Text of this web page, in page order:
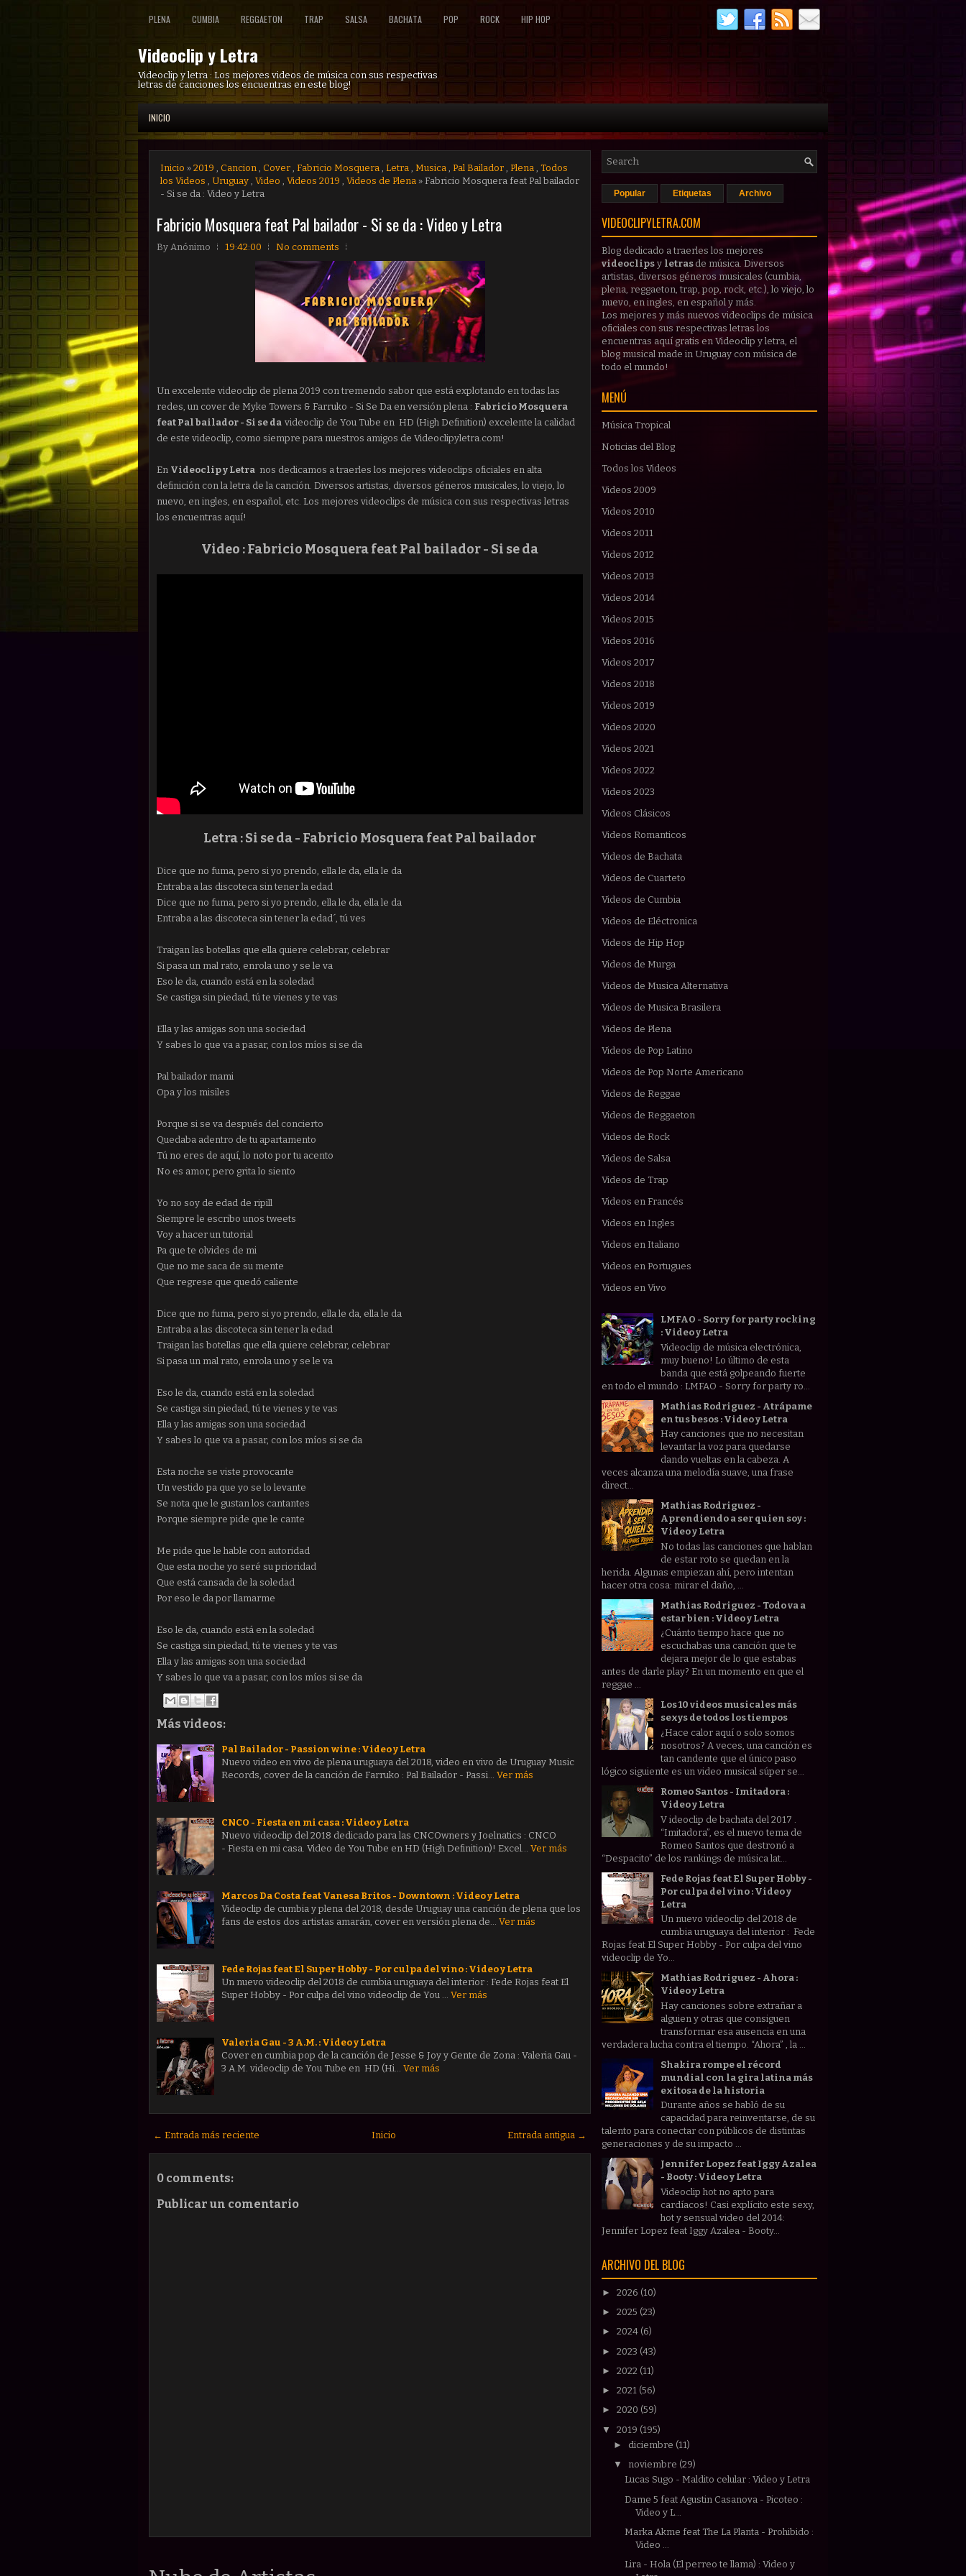
PLENA CUMBIA REGGAETON TRAP SALSA BACHATA POP ROCK HIP HOP
Videoclip y Letra
Videoclip y letra : Los mejores videos de música con sus respectivas
letras de canciones los encuentras en este blog!
INICIO
Inicio » 2019 , Cancion , Cover , Fabricio Mosquera , Letra , Musica , Pal Bailador , Plena , Todos
los Videos , Uruguay , Video , Videos 2019 , Videos de Plena » Fabricio Mosquera feat Pal bailador
- Si se da : Video y Letra
Fabricio Mosquera feat Pal bailador - Si se da : Video y Letra
By Anónimo 19:42:00 No comments
Un excelente videoclip de plena 2019 con tremendo sabor que está explotando en todas las
redes, un cover de Myke Towers & Farruko - Si Se Da en versión plena : Fabricio Mosquera
feat Pal bailador - Si se da videoclip de You Tube en HD (High Definition) excelente la calidad
de este videoclip, como siempre para nuestros amigos de Videoclipyletra.com!
En Videoclip y Letra nos dedicamos a traerles los mejores videoclips oficiales en alta
definición con la letra de la canción. Diversos artistas, diversos géneros musicales, lo viejo, lo
nuevo, en ingles, en español, etc. Los mejores videoclips de música con sus respectivas letras
los encuentras aquí!
Video :Fabricio Mosquera feat Pal bailador - Si se da
Letra : Si se da - Fabricio Mosquera feat Pal bailador
Dice que no fuma, pero si yo prendo, ella le da, ella le da
Entraba a las discoteca sin tener la edad
Dice que no fuma, pero si yo prendo, ella le da, ella le da
Entraba a las discoteca sin tener la edad´, tú ves
Traigan las botellas que ella quiere celebrar, celebrar
Si pasa un mal rato, enrola uno y se le va
Eso le da, cuando está en la soledad
Se castiga sin piedad, tú te vienes y te vas
Ella y las amigas son una sociedad
Y sabes lo que va a pasar, con los míos si se da
Pal bailador mami
Opa y los misiles
Porque si se va después del concierto
Quedaba adentro de tu apartamento
Tú no eres de aquí, lo noto por tu acento
No es amor, pero grita lo siento
Yo no soy de edad de ripill
Siempre le escribo unos tweets
Voy a hacer un tutorial
Pa que te olvides de mi
Que no me saca de su mente
Que regrese que quedó caliente
Dice que no fuma, pero si yo prendo, ella le da, ella le da
Entraba a las discoteca sin tener la edad
Traigan las botellas que ella quiere celebrar, celebrar
Si pasa un mal rato, enrola uno y se le va
Eso le da, cuando está en la soledad
Se castiga sin piedad, tú te vienes y te vas
Ella y las amigas son una sociedad
Y sabes lo que va a pasar, con los míos si se da
Esta noche se viste provocante
Un vestido pa que yo se lo levante
Se nota que le gustan los cantantes
Porque siempre pide que le cante
Me pide que le hable con autoridad
Que esta noche yo seré su prioridad
Que está cansada de la soledad
Por eso le da por llamarme
Eso le da, cuando está en la soledad
Se castiga sin piedad, tú te vienes y te vas
Ella y las amigas son una sociedad
Y sabes lo que va a pasar, con los míos si se da
Más videos:
Pal Bailador - Passion wine : Video y Letra
Nuevo video en vivo de plena uruguaya del 2018, video en vivo de Uruguay Music
Records, cover de la canción de Farruko : Pal Bailador - Passi… Ver más
CNCO - Fiesta en mi casa : Video y Letra
Nuevo videoclip del 2018 dedicado para las CNCOwners y Joelnatics : CNCO
- Fiesta en mi casa. Video de You Tube en HD (High Definition)! Excel… Ver más
Marcos Da Costa feat Vanesa Britos - Downtown : Video y Letra
Videoclip de cumbia y plena del 2018, desde Uruguay una canción de plena que los
fans de estos dos artistas amarán, cover en versión plena de… Ver más
Fede Rojas feat El Super Hobby - Por culpa del vino : Video y Letra
Un nuevo videoclip del 2018 de cumbia uruguaya del interior : Fede Rojas feat El
Super Hobby - Por culpa del vino videoclip de You … Ver más
Valeria Gau - 3 A.M. : Video y Letra
Cover en cumbia pop de la canción de Jesse & Joy y Gente de Zona : Valeria Gau -
3 A.M. videoclip de You Tube en HD (Hi… Ver más
← Entrada más reciente Entrada antigua →
Inicio
0 comments:
Publicar un comentario
Popular Etiquetas Archivo
VIDEOCLIPYLETRA.COM
Blog dedicado a traerles los mejores
videoclips y letras de música. Diversos
artistas, diversos géneros musicales (cumbia,
plena, reggaeton, trap, pop, rock, etc.), lo viejo, lo
nuevo, en ingles, en español y más.
Los mejores y más nuevos videoclips de música
oficiales con sus respectivas letras los
encuentras aquí gratis en Videoclip y letra, el
blog musical made in Uruguay con música de
todo el mundo!
MENÚ
Música Tropical
Noticias del Blog
Todos los Videos
Videos 2009
Videos 2010
Videos 2011
Videos 2012
Videos 2013
Videos 2014
Videos 2015
Videos 2016
Videos 2017
Videos 2018
Videos 2019
Videos 2020
Videos 2021
Videos 2022
Videos 2023
Videos Clásicos
Videos Romanticos
Videos de Bachata
Videos de Cuarteto
Videos de Cumbia
Videos de Eléctronica
Videos de Hip Hop
Videos de Murga
Videos de Musica Alternativa
Videos de Musica Brasilera
Videos de Plena
Videos de Pop Latino
Videos de Pop Norte Americano
Videos de Reggae
Videos de Reggaeton
Videos de Rock
Videos de Salsa
Videos de Trap
Videos en Francés
Videos en Ingles
Videos en Italiano
Videos en Portugues
Videos en Vivo
LMFAO - Sorry for party rocking
: Video y Letra
Videoclip de música electrónica,
muy bueno! Lo último de esta
banda que está golpeando fuerte
en todo el mundo : LMFAO - Sorry for party ro...
Mathias Rodriguez - Atrápame
en tus besos : Video y Letra
Hay canciones que no necesitan
levantar la voz para quedarse
dando vueltas en la cabeza. A
veces alcanza una melodía suave, una frase
direct...
Mathias Rodriguez -
Aprendiendo a ser quien soy :
Video y Letra
No todas las canciones que hablan
de estar roto se quedan en la
herida. Algunas empiezan ahí, pero intentan
hacer otra cosa: mirar el daño, ...
Mathias Rodriguez - Todo va a
estar bien : Video y Letra
¿Cuánto tiempo hace que no
escuchabas una canción que te
dejara mejor de lo que estabas
antes de darle play? En un momento en que el
reggae ...
Los 10 videos musicales más
sexys de todos los tiempos
¿Hace calor aquí o solo somos
nosotros? A veces, una canción es
tan candente que el único paso
lógico siguiente es un video musical súper se...
Romeo Santos - Imitadora :
Video y Letra
V ideoclip de bachata del 2017 .
“Imitadora”, es el nuevo tema de
Romeo Santos que destronó a
“Despacito” de los rankings de música lat...
Fede Rojas feat El Super Hobby -
Por culpa del vino : Video y
Letra
Un nuevo videoclip del 2018 de
cumbia uruguaya del interior : Fede
Rojas feat El Super Hobby - Por culpa del vino
videoclip de Yo...
Mathias Rodriguez - Ahora :
Video y Letra
Hay canciones sobre extrañar a
alguien y otras que consiguen
transformar esa ausencia en una
verdadera lucha contra el tiempo. “Ahora” , la ...
Shakira rompe el récord
mundial con la gira latina más
exitosa de la historia
Durante años se habló de su
capacidad para reinventarse, de su
talento para conectar con públicos de distintas
generaciones y de su impacto ...
Jennifer Lopez feat Iggy Azalea
- Booty : Video y Letra
Videoclip hot no apto para
cardíacos! Casi explícito este sexy,
hot y sensual video del 2014:
Jennifer Lopez feat Iggy Azalea - Booty...
ARCHIVO DEL BLOG
► 2026 (10)
► 2025 (23)
► 2024 (6)
► 2023 (43)
► 2022 (11)
► 2021 (56)
► 2020 (59)
▼ 2019 (195)
► diciembre (11)
▼ noviembre (29)
Lucas Sugo - Maldito celular : Video y Letra
Dame 5 feat Agustin Casanova - Picoteo :
Video y L...
Marka Akme feat The La Planta - Prohibido :
Video ...
Lira - Hola (El perreo te llama) : Video y